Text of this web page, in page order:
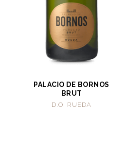
PALACIO DE BORNOS
BRUT
D.O. RUEDA